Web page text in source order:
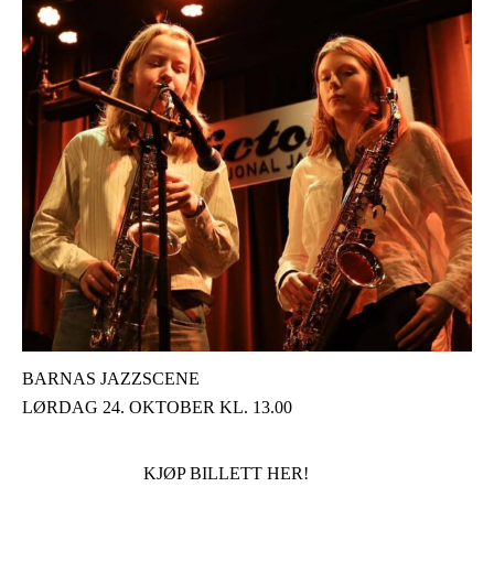
BARNAS JAZZSCENE
LØRDAG 24. OKTOBER KL. 13.00
KJØP BILLETT HER!